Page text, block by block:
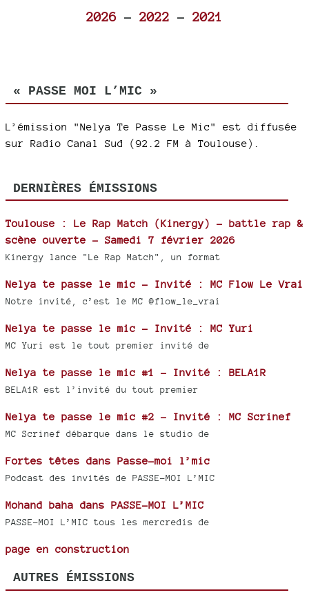
2026 - 2022 - 2021
« PASSE MOI L’MIC »
L’émission "Nelya Te Passe Le Mic" est diffusée
sur Radio Canal Sud (92.2 FM à Toulouse).
DERNIÈRES ÉMISSIONS
Toulouse : Le Rap Match (Kinergy) – battle rap &
scène ouverte – Samedi 7 février 2026
Kinergy lance "Le Rap Match", un format
Nelya te passe le mic - Invité : MC Flow Le Vrai
Notre invité, c’est le MC @flow_le_vrai
Nelya te passe le mic - Invité : MC Yuri
MC Yuri est le tout premier invité de
Nelya te passe le mic #1 - Invité : BELA1R
BELA1R est l’invité du tout premier
Nelya te passe le mic #2 - Invité : MC Scrinef
MC Scrinef débarque dans le studio de
Fortes têtes dans Passe-moi l’mic
Podcast des invités de PASSE-MOI L’MIC
Mohand baha dans PASSE-MOI L’MIC
PASSE-MOI L’MIC tous les mercredis de
page en construction
AUTRES ÉMISSIONS